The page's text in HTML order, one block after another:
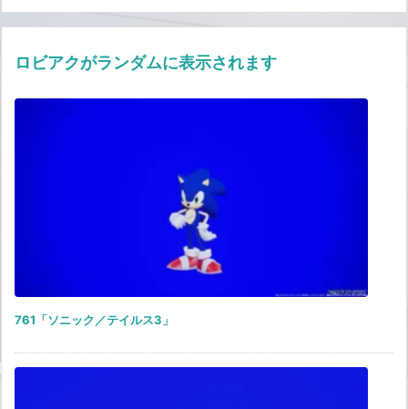
ロビアクがランダムに表示されます
761「ソニック／テイルス3」